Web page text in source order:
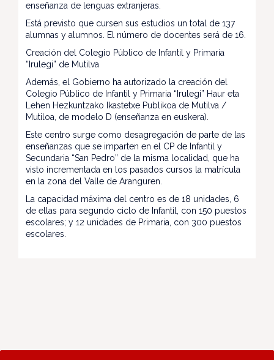
enseñanza de lenguas extranjeras.
Está previsto que cursen sus estudios un total de 137
alumnas y alumnos. El número de docentes será de 16.
Creación del Colegio Público de Infantil y Primaria
“Irulegi” de Mutilva
Además, el Gobierno ha autorizado la creación del
Colegio Público de Infantil y Primaria “Irulegi” Haur eta
Lehen Hezkuntzako Ikastetxe Publikoa de Mutilva /
Mutiloa, de modelo D (enseñanza en euskera).
Este centro surge como desagregación de parte de las
enseñanzas que se imparten en el CP de Infantil y
Secundaria “San Pedro” de la misma localidad, que ha
visto incrementada en los pasados cursos la matrícula
en la zona del Valle de Aranguren.
La capacidad máxima del centro es de 18 unidades, 6
de ellas para segundo ciclo de Infantil, con 150 puestos
escolares; y 12 unidades de Primaria, con 300 puestos
escolares.